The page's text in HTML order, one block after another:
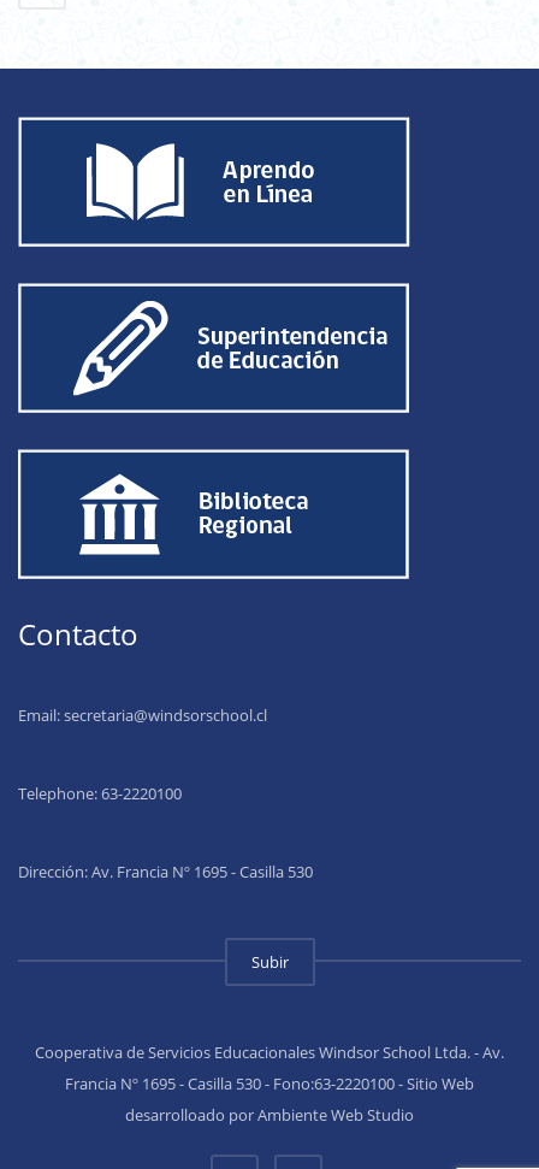
Contacto
Email:secretaria@windsorschool.cl
Telephone: 63-2220100
Dirección: Av. Francia Nº 1695 - Casilla 530
Subir
Cooperativa de Servicios Educacionales Windsor School Ltda. - Av.
Francia Nº 1695 - Casilla 530 - Fono:63-2220100 - Sitio Web
desarrolloado por Ambiente Web Studio